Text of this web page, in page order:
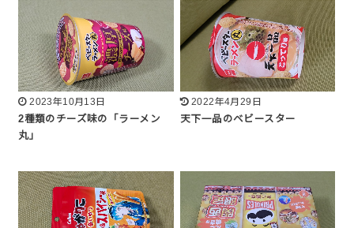
2023年10月13日
2種類のチーズ味の「ラーメン
丸」
2022年4月29日
天下一品のベビースター